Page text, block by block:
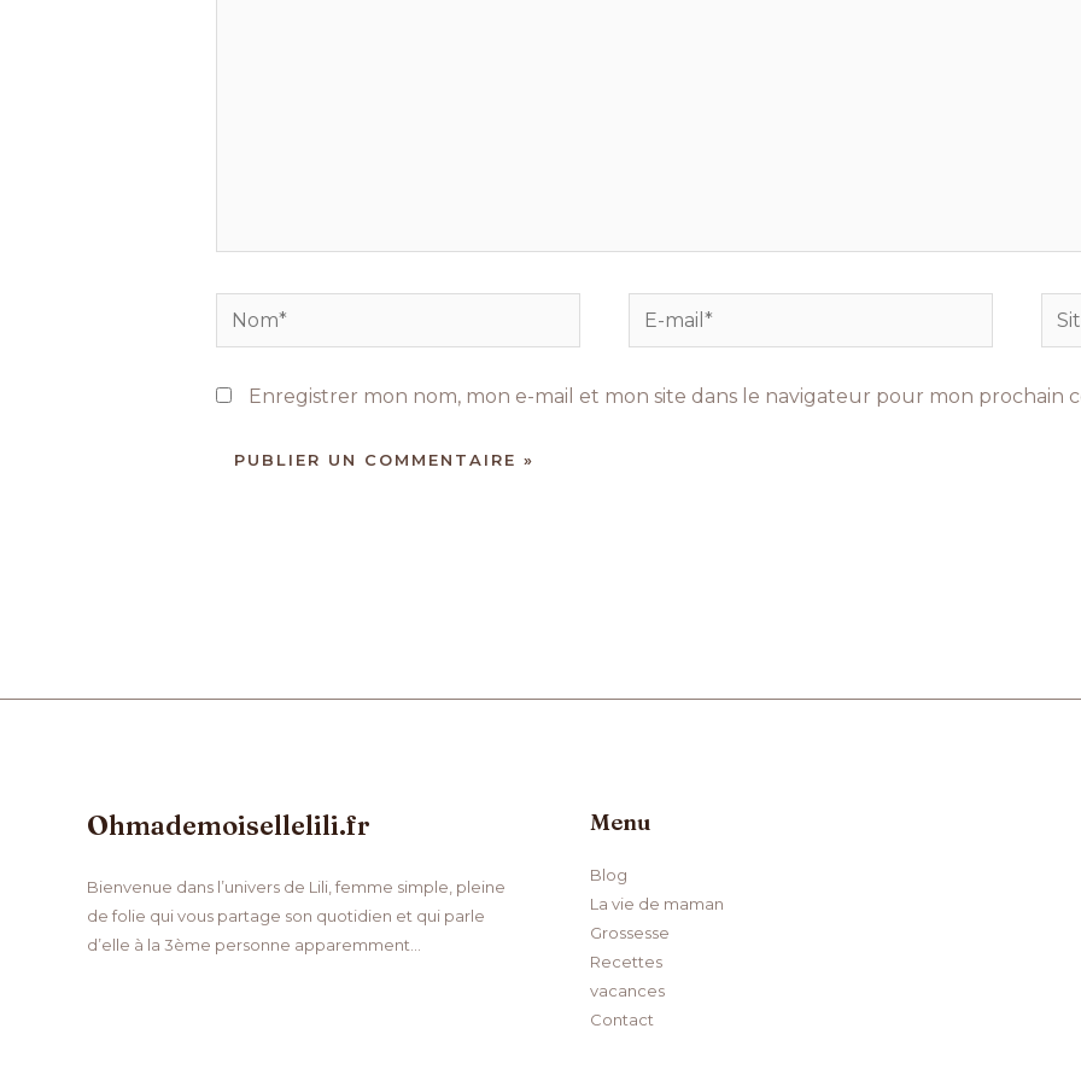
Nom*
E-
mail*
Site
Enregistrer mon nom, mon e-mail et mon site dans le navigateur pour mon prochain
Ohmademoisellelili.fr
Bienvenue dans l’univers de Lili, femme simple, pleine
de folie qui vous partage son quotidien et qui parle
d’elle à la 3ème personne apparemment…
Menu
Blog
La vie de maman
Grossesse
Recettes
vacances
Contact